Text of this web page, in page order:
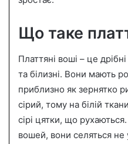
Що таке
Платтяні воші – це
та білизні. Вони мають
приблизно як зернятко
сірий, тому на білій
сірі цятки, що
вошей, вони селяться не